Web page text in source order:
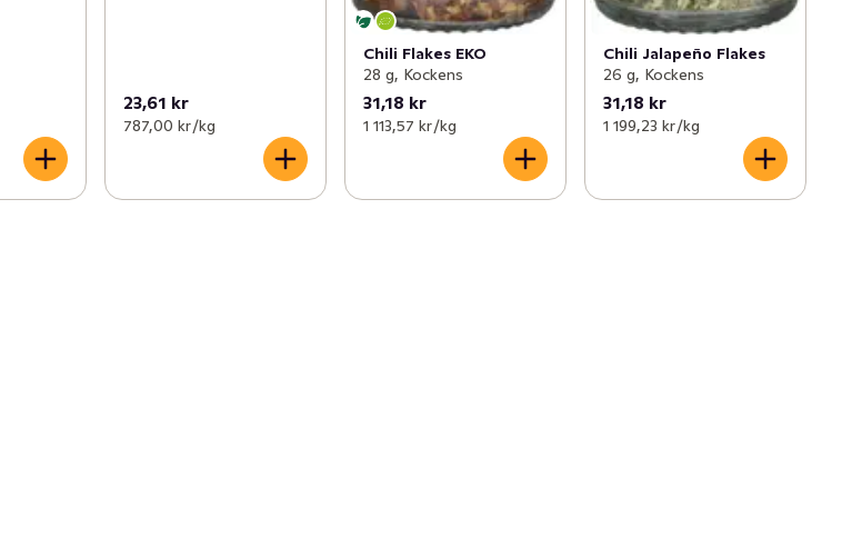
23,61 kr
787,00 kr /kg
Chili Flakes EKO
28 g, Kockens
31,18 kr
1 113,57 kr /kg
Chili Jalapeño Flakes
26 g, Kockens
31,18 kr
1 199,23 kr /kg